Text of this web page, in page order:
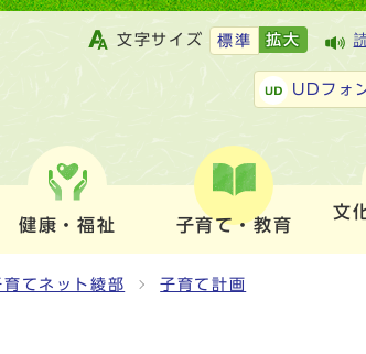
文字サイズ 標準 拡大
UDフォ
健康・福祉 子育て・教育
文
育てネット綾部 子育て計画